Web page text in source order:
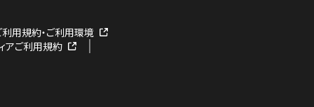
利用規約・ご利用環境
アご利用規約